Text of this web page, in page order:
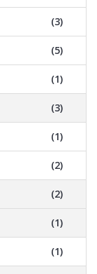
(3)
(5)
(1)
(3)
(1)
(2)
(2)
(1)
(1)